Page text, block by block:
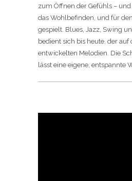
zum Öffnen der Gefühls –
das Wohlbefinden, und für
gespielt. Blues, Jazz, Swing
bedient sich bis heute, der auf
entwickelten Melodien. Die
lässt eine eigene, entspannte